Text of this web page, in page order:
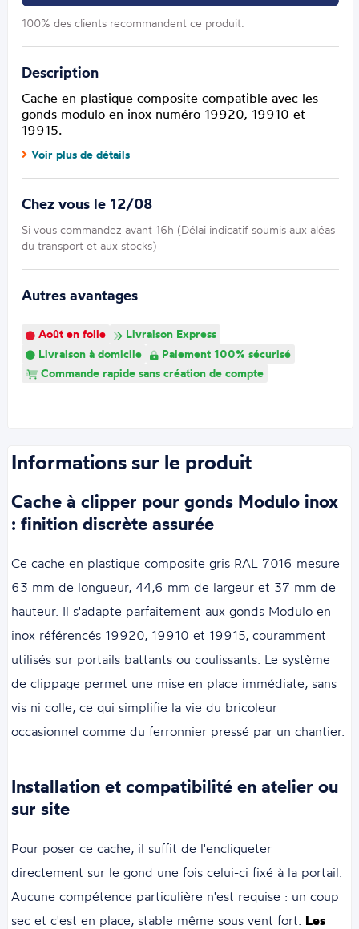
100% des clients recommandent ce produit.
Description
Cache en plastique composite compatible avec les
gonds modulo en inox numéro 19920, 19910 et
19915.
Voir plus de détails
Chez vous le 12/08
Si vous commandez avant 16h (Délai indicatif soumis aux aléas
du transport et aux stocks)
Autres avantages
Août en folie
Livraison Express
Livraison à domicile
Paiement 100% sécurisé
Commande rapide sans création de compte
Informations sur le produit
Cache à clipper pour gonds Modulo inox
: finition discrète assurée
Ce cache en plastique composite gris RAL 7016 mesure
63 mm de longueur, 44,6 mm de largeur et 37 mm de
hauteur. Il s'adapte parfaitement aux gonds Modulo en
inox référencés 19920, 19910 et 19915, couramment
utilisés sur portails battants ou coulissants. Le système
de clippage permet une mise en place immédiate, sans
vis ni colle, ce qui simplifie la vie du bricoleur
occasionnel comme du ferronnier pressé par un chantier.
Installation et compatibilité en atelier ou
sur site
Pour poser ce cache, il suffit de l'encliqueter
directement sur le gond une fois celui-ci fixé à la portail.
Aucune compétence particulière n'est requise : un coup
sec et c'est en place, stable même sous vent fort. Les